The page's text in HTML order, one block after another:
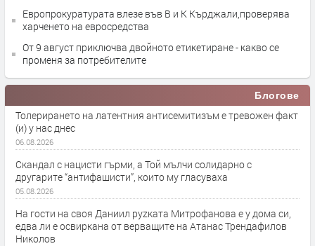
Европрокуратурата влезе във В и К Кърджали,проверява
харченето на евросредства
От 9 август приключва двойното етикетиране - какво се
променя за потребителите
Блогове
Толерирането на латентния антисемитизъм е тревожен факт
(и) у нас днес
06.08.2026
Скандал с нацисти гърми, а Той мълчи солидарно с
другарите “антифашисти”, които му гласуваха
05.08.2026
На гости на своя Даниил руzката Митрофанова е у дома си,
едва ли е освиркана от верващите на Атанас Трендафилов
Николов